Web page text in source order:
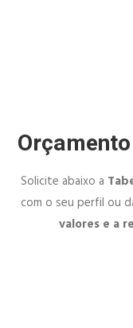
Solicite abaixo a
com o seu perfil ou
valores e a